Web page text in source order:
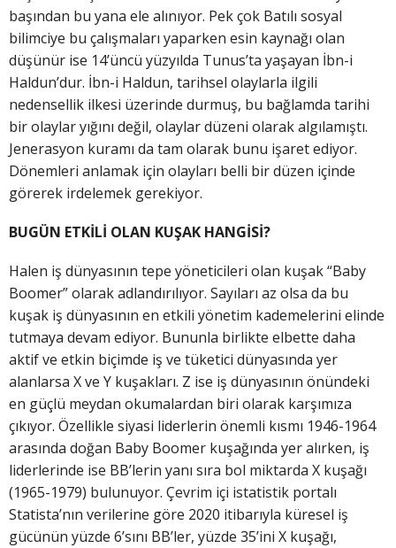
başından bu yana ele alınıyor. Pek çok Batılı sosyal
bilimciye bu çalışmaları yaparken esin kaynağı olan
düşünür ise 14’üncü yüzyılda Tunus’ta yaşayan İbn-i
Haldun’dur. İbn-i Haldun, tarihsel olaylarla ilgili
nedensellik ilkesi üzerinde durmuş, bu bağlamda tarihi
bir olaylar yığını değil, olaylar düzeni olarak algılamıştı.
Jenerasyon kuramı da tam olarak bunu işaret ediyor.
Dönemleri anlamak için olayları belli bir düzen içinde
görerek irdelemek gerekiyor.
BUGÜN ETKİLİ OLAN KUŞAK HANGİSİ?
Halen iş dünyasının tepe yöneticileri olan kuşak “Baby
Boomer” olarak adlandırılıyor. Sayıları az olsa da bu
kuşak iş dünyasının en etkili yönetim kademelerini elinde
tutmaya devam ediyor. Bununla birlikte elbette daha
aktif ve etkin biçimde iş ve tüketici dünyasında yer
alanlarsa X ve Y kuşakları. Z ise iş dünyasının önündeki
en güçlü meydan okumalardan biri olarak karşımıza
çıkıyor. Özellikle siyasi liderlerin önemli kısmı 1946-1964
arasında doğan Baby Boomer kuşağında yer alırken, iş
liderlerinde ise BB’lerin yanı sıra bol miktarda X kuşağı
(1965-1979) bulunuyor. Çevrim içi istatistik portalı
Statista’nın verilerine göre 2020 itibarıyla küresel iş
gücünün yüzde 6’sını BB’ler, yüzde 35’ini X kuşağı,